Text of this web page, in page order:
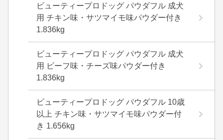
ビューティープロドッグ パウダフル 成犬
用 チキン味・サツマイモ味パウダー付き
1.836kg
ビューティープロドッグ パウダフル 成犬
用 ビーフ味・チーズ味パウダー付き
1.836kg
ビューティープロドッグ パウダフル 10歳
以上 チキン味・サツマイモ味パウダー付
き 1.656kg